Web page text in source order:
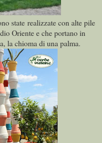
state realizzate con alte pile
Oriente e che portano in
la chioma di una palma.